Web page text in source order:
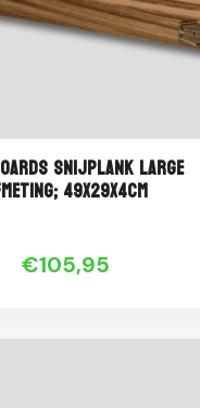
Snijplank Large
49x29x4cm
€105,95